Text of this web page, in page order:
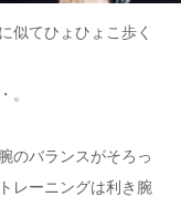
似てひょひょこ歩く
。
のバランスがそろっ
レーニングは利き腕